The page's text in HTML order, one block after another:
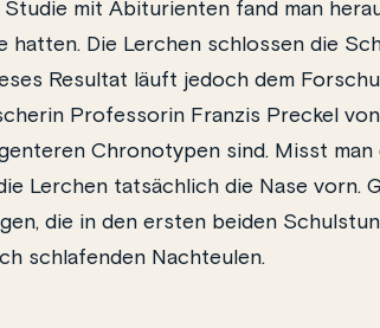
mit Abiturienten fand man
hatten. Die Lerchen schlossen die
Resultat läuft jedoch dem
Professorin Franzis Preckel
Chronotypen sind. Misst
Lerchen tatsächlich die Nase vorn.
die in den ersten beiden
schlafenden Nachteulen.